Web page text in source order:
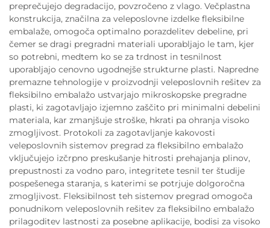
preprečujejo degradacijo, povzročeno z vlago. Večplastna
konstrukcija, značilna za veleposlovne izdelke fleksibilne
embalaže, omogoča optimalno porazdelitev debeline, pri
čemer se dragi pregradni materiali uporabljajo le tam, kjer
so potrebni, medtem ko se za trdnost in tesnilnost
uporabljajo cenovno ugodnejše strukturne plasti. Napredne
premazne tehnologije v proizvodnji veleposlovnih rešitev za
fleksibilno embalažo ustvarjajo mikroskopske pregradne
plasti, ki zagotavljajo izjemno zaščito pri minimalni debelini
materiala, kar zmanjšuje stroške, hkrati pa ohranja visoko
zmogljivost. Protokoli za zagotavljanje kakovosti
veleposlovnih sistemov pregrad za fleksibilno embalažo
vključujejo izčrpno preskušanje hitrosti prehajanja plinov,
prepustnosti za vodno paro, integritete tesnil ter študije
pospešenega staranja, s katerimi se potrjuje dolgoročna
zmogljivost. Fleksibilnost teh sistemov pregrad omogoča
ponudnikom veleposlovnih rešitev za fleksibilno embalažo
prilagoditev lastnosti za posebne aplikacije, bodisi za visoko